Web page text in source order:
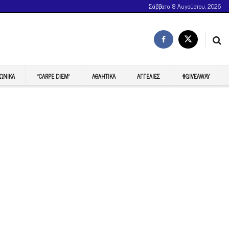
Σάββατο, 8 Αυγούστου, 2026
“CARPE DIEM” ΑΘΛΗΤΙΚΆ ΑΓΓΕΛΊΕΣ #GIVEAWAY